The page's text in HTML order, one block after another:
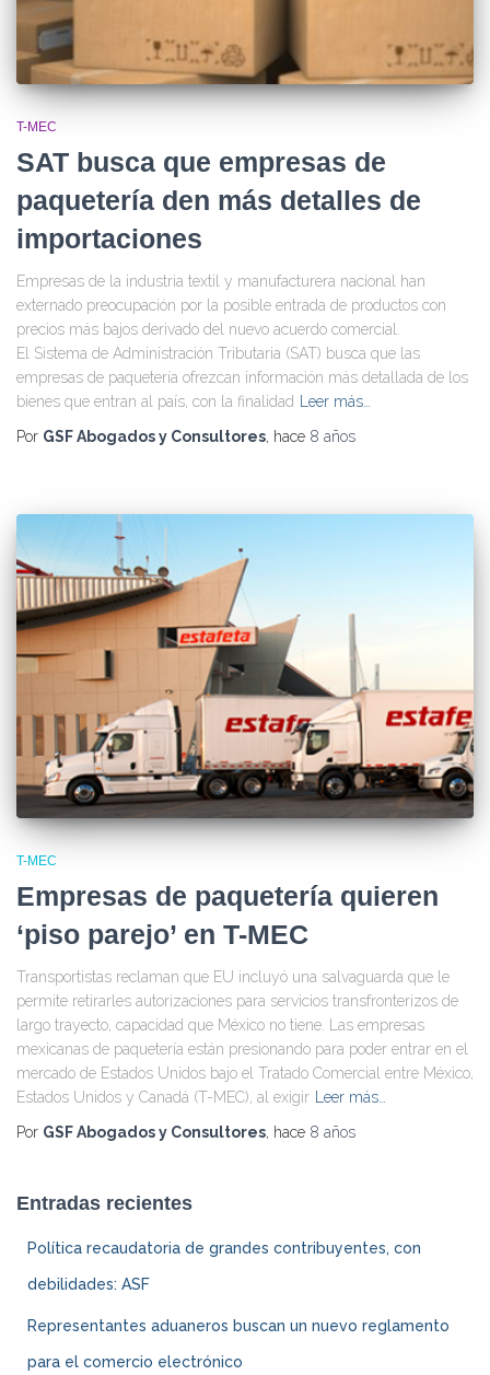
T-MEC
SAT busca que empresas de
paquetería den más detalles de
importaciones
Empresas de la industria textil y manufacturera nacional han
externado preocupación por la posible entrada de productos con
precios más bajos derivado del nuevo acuerdo comercial.
El Sistema de Administración Tributaria (SAT) busca que las
empresas de paquetería ofrezcan información más detallada de los
bienes que entran al país, con la finalidad
Leer más…
Por GSF Abogados y Consultores, hace 8 años
T-MEC
Empresas de paquetería quieren
‘piso parejo’ en T-MEC
Transportistas reclaman que EU incluyó una salvaguarda que le
permite retirarles autorizaciones para servicios transfronterizos de
largo trayecto, capacidad que México no tiene. Las empresas
mexicanas de paquetería están presionando para poder entrar en el
mercado de Estados Unidos bajo el Tratado Comercial entre México,
Estados Unidos y Canadá (T-MEC), al exigir Leer más…
Por GSF Abogados y Consultores, hace 8 años
Entradas recientes
Política recaudatoria de grandes contribuyentes, con
debilidades: ASF
Representantes aduaneros buscan un nuevo reglamento
para el comercio electrónico